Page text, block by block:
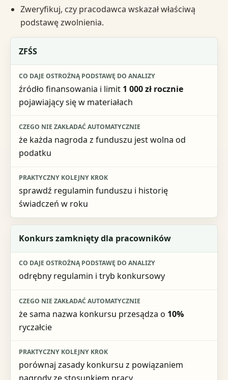
Zweryfikuj, czy pracodawca wskazał właściwą
podstawę zwolnienia.
Wyjątek lub szczególna sytuacja
Co daje ostrożną podstawę do analizy
Czego nie zakładać automatycznie
Praktyczny kolejny krok
ZFŚS
źródło finansowania i limit 1 000 zł rocznie
pojawiający się w materiałach
że każda nagroda z funduszu jest wolna od
podatku
sprawdź regulamin funduszu i historię
świadczeń w roku
Konkurs zamknięty dla pracowników
odrębny regulamin i tryb konkursowy
że sama nazwa konkursu przesądza o 10%
ryczałcie
porównaj zasady konkursu z powiązaniem